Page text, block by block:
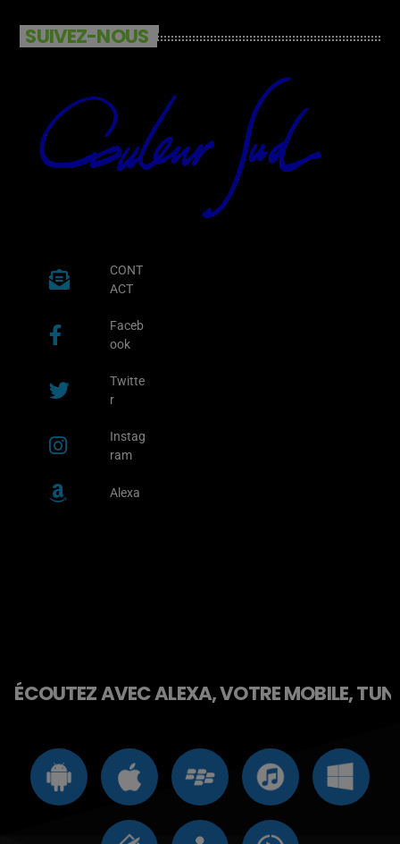
SUIVEZ-NOUS
CONT
ACT
Faceb
ook
Twitte
r
Instag
ram
Alexa
ÉCOUTEZ AVEC ALEXA, VOTRE MOBILE,